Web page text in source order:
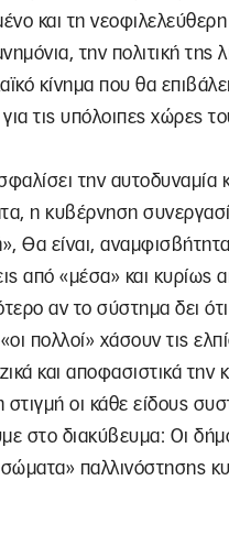
και τη
την πολιτική της
κίνημα που θα
τις υπόλοιπες χώρες
την αυτοδυναμία
η κυβέρνηση
Θα είναι,
από «μέσα» και κυρίως
αν το σύστημα δει
πολλοί» χάσουν τις
και αποφασιστικά
στιγμή οι κάθε είδους
στο διακύβευμα: Οι
παλλινόστησης